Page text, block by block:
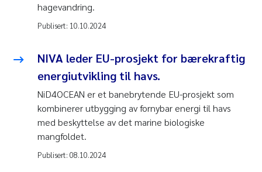
hagevandring.
Publisert: 10.10.2024
NIVA leder EU-prosjekt for bærekraftig
energiutvikling til havs.
NiD4OCEAN er et banebrytende EU-prosjekt som
kombinerer utbygging av fornybar energi til havs
med beskyttelse av det marine biologiske
mangfoldet.
Publisert: 08.10.2024